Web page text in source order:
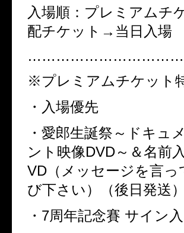
入場順：プレミアム
配チケット→当日入場
※プレミアムチケット
・入場優先
・愛郎生誕祭～ドキュ
ント映像DVD～＆名前
VD （メッセージを言
び下さい）（後日発送）
・ 7周年記念賽 サイン